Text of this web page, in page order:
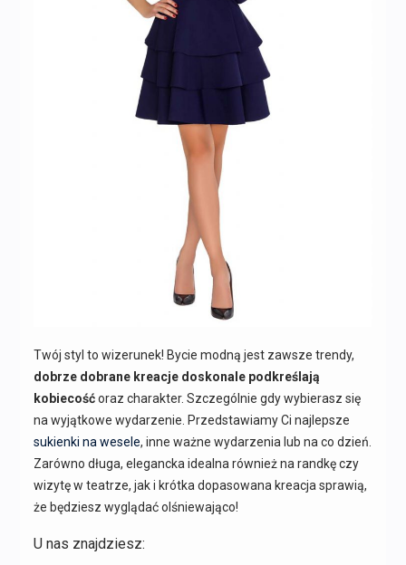
Twój styl to wizerunek! Bycie modną jest zawsze trendy,
dobrze dobrane kreacje doskonale podkreślają
kobiecośćoraz charakter. Szczególnie gdy wybierasz się
na wyjątkowe wydarzenie. Przedstawiamy Ci najlepsze
sukienki na wesele, inne ważne wydarzenia lub na co dzień.
Zarówno długa, elegancka idealna również na randkę czy
wizytę w teatrze, jak i krótka dopasowana kreacja sprawią,
że będziesz wyglądać olśniewająco!
U nas znajdziesz: